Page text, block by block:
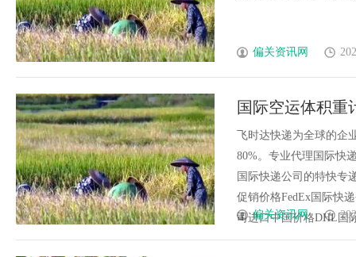
偏关资讯网
国际空运体积重
上飞时达快递官
飞时达快递为全球的企
80%。专业代理国际快
国际快递公司的特快专
促销价格FedEx国际快
司进口中国价格DHL国
偏关资讯网